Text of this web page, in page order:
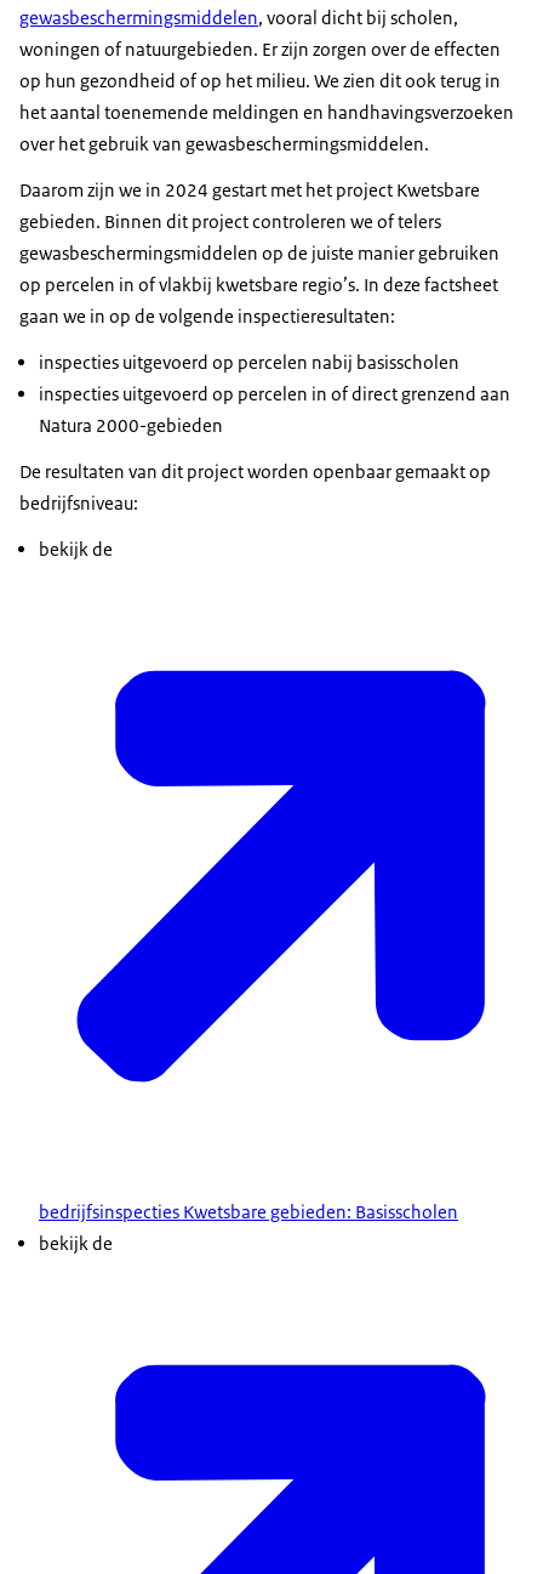
gewasbeschermingsmiddelen, vooral dicht bij scholen,
woningen of natuurgebieden. Er zijn zorgen over de effecten
op hun gezondheid of op het milieu. We zien dit ook terug in
het aantal toenemende meldingen en handhavingsverzoeken
over het gebruik van gewasbeschermingsmiddelen.
Daarom zijn we in 2024 gestart met het project Kwetsbare
gebieden. Binnen dit project controleren we of telers
gewasbeschermingsmiddelen op de juiste manier gebruiken
op percelen in of vlakbij kwetsbare regio’s. In deze factsheet
gaan we in op de volgende inspectieresultaten:
inspecties uitgevoerd op percelen nabij basisscholen
inspecties uitgevoerd op percelen in of direct grenzend aan
Natura 2000-gebieden
De resultaten van dit project worden openbaar gemaakt op
bedrijfsniveau:
bekijk de
bedrijfsinspecties Kwetsbare gebieden: Basisscholen
bekijk de